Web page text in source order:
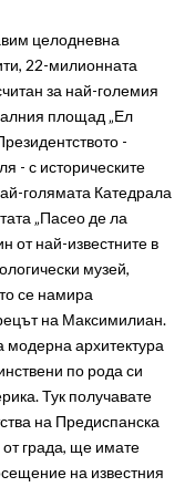
целодневна
22-милионната
за най-големия
площад „Ел
-
- с историческите
голямата Катедрала
„Пасео де ла
от най-известните в
музей,
се намира
на Максимилиан.
модерна архитектура
по рода си
Тук получавате
на Предиспанска
града, ще имате
на известния